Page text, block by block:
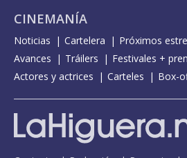
CINEMANÍA
Noticias Cartelera Próximos
Avances
Tráilers
Festivales +
Actores y actrices
Carteles Box-